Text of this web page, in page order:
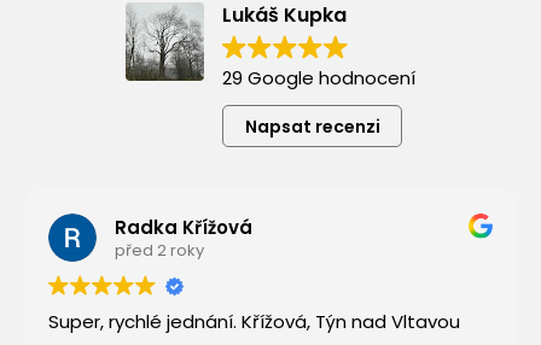
Lukáš Kupka
29 Google hodnocení
Napsat recenzi
Radka Křížová
před 2 roky
Super, rychlé jednání. Křížová, Týn nad Vltavou